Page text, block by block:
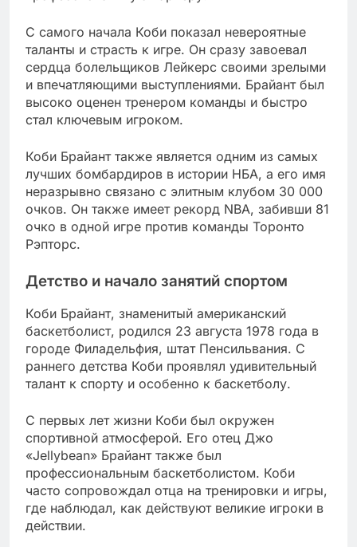
С самого начала Коби показал невероятные
таланты и страсть к игре. Он сразу завоевал
сердца болельщиков Лейкерс своими зрелыми
и впечатляющими выступлениями. Брайант был
высоко оценен тренером команды и быстро
стал ключевым игроком.
Коби Брайант также является одним из самых
лучших бомбардиров в истории НБА, а его имя
неразрывно связано с элитным клубом 30 000
очков. Он также имеет рекорд NBA, забивши 81
очко в одной игре против команды Торонто
Рэпторс.
Детство и начало занятий спортом
Коби Брайант, знаменитый американский
баскетболист, родился 23 августа 1978 года в
городе Филадельфия, штат Пенсильвания. С
раннего детства Коби проявлял удивительный
талант к спорту и особенно к баскетболу.
С первых лет жизни Коби был окружен
спортивной атмосферой. Его отец Джо
«Jellybean» Брайант также был
профессиональным баскетболистом. Коби
часто сопровождал отца на тренировки и игры,
где наблюдал, как действуют великие игроки в
действии.